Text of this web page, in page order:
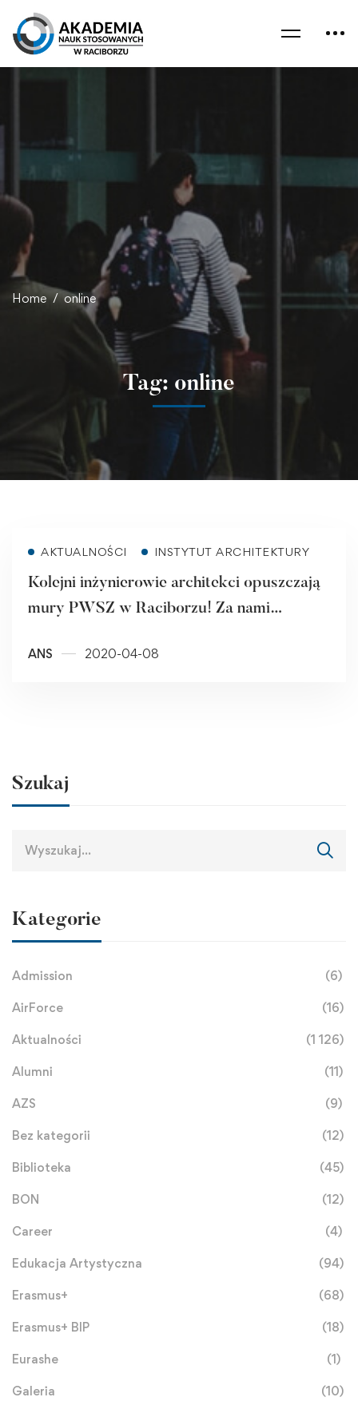
Home online
Tag: online
AKTUALNOŚCI INSTYTUT ARCHITEKTURY
Kolejni inżynierowie architekci opuszczają
mury PWSZ w Raciborzu! Za nami
uczelni.
ANS 2020-04-08
Szukaj
Kategorie
Admission (6)
AirForce (16)
Aktualności (1 126)
Alumni (11)
AZS (9)
Bez kategorii (12)
Biblioteka (45)
BON (12)
Career (4)
Edukacja Artystyczna (94)
Erasmus+ (68)
Erasmus+ BIP (18)
Eurashe (1)
Galeria (10)